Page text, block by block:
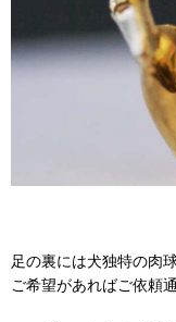
足の裏には犬独特の肉
ご希望があればご依頼